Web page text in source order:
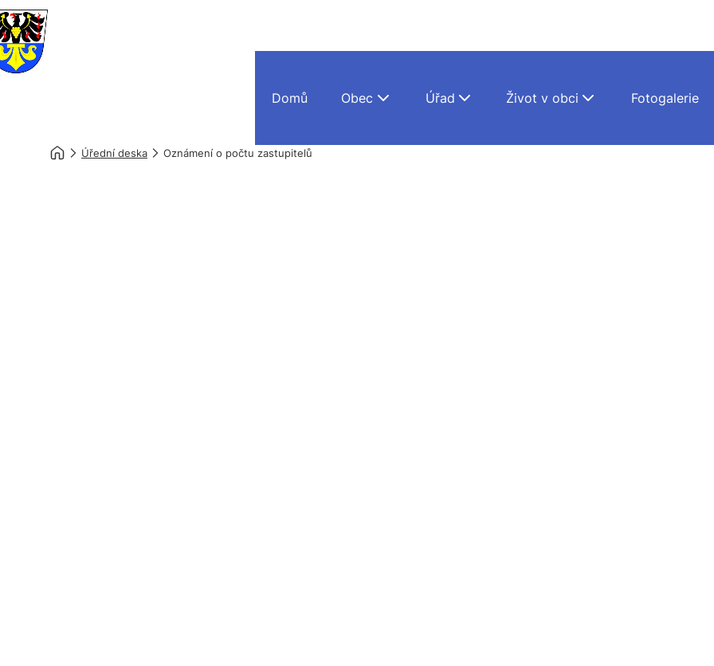
Domů Obec Úřad Život v obci Fotogalerie
Úřední deska Oznámení o počtu zastupitelů